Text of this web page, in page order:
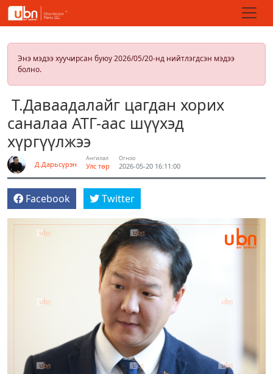
Энэ мэдээ хуучирсан буюу 2026/05/20-нд нийтлэгдсэн мэдээ
болно.
Т.Даваадалайг цагдан хорих
саналаа АТГ-аас шүүхэд
хүргүүлжээ
Д.Дарьсүрэн
Ангилал
Улс төр
Огноо
2026-05-20 16:11:00
Facebook Twitter